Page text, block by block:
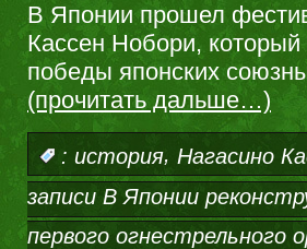
В Японии прошел
Кассен Нобори,
победы японских
(прочитать дальше…)
: история, Нагасино
записи В Японии
первого огнестрельного